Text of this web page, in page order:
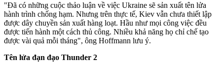
"Đã có những cuộc thảo luận về việc Ukraine sẽ sản xuất tên lửa
hành trình chống hạm. Nhưng trên thực tế, Kiev vẫn chưa thiết lập
được dây chuyền sản xuất hàng loạt. Hầu như mọi công việc đều
được tiến hành một cách thủ công. Nhiều khả năng họ chỉ chế tạo
được vài quả mỗi tháng", ông Hoffmann lưu ý.
Tên lửa đạn đạo Thunder 2